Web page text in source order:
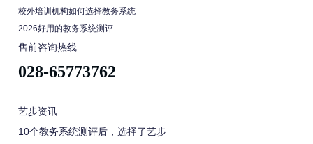
校外培训机构如何选择教务系统
2026好用的教务系统测评
售前咨询热线
028-65773762
艺步资讯
10个教务系统测评后，选择了艺步